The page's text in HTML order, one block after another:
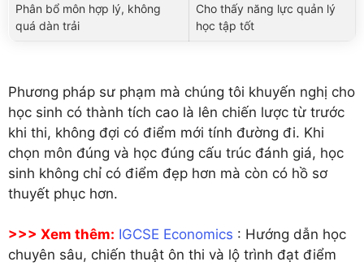
Phân bổ môn hợp lý, không
quá dàn trải
Cho thấy năng lực quản lý
học tập tốt
Phương pháp sư phạm mà chúng tôi khuyến nghị cho
học sinh có thành tích cao là lên chiến lược từ trước
khi thi, không đợi có điểm mới tính đường đi. Khi
chọn môn đúng và học đúng cấu trúc đánh giá, học
sinh không chỉ có điểm đẹp hơn mà còn có hồ sơ
thuyết phục hơn.
>>> Xem thêm: IGCSE Economics : Hướng dẫn học
chuyên sâu, chiến thuật ôn thi và lộ trình đạt điểm